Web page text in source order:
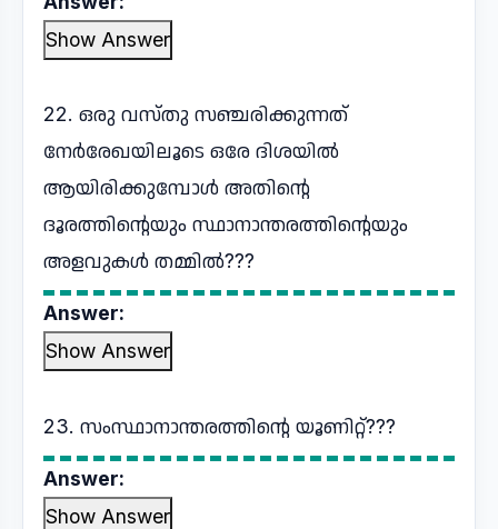
Show Answer
22. ഒരു വസ്തു സഞ്ചരിക്കുന്നത്
നേർരേഖയിലൂടെ ഒരേ ദിശയിൽ
ആയിരിക്കുമ്പോൾ അതിന്റെ
ദൂരത്തിന്റെയും സ്ഥാനാന്തരത്തിന്റെയും
അളവുകൾ തമ്മിൽ???
Answer:
Show Answer
23. സംസ്ഥാനാന്തരത്തിന്റെ യൂണിറ്റ്???
Answer:
Show Answer